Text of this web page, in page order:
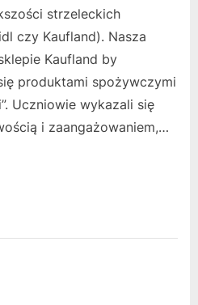
strzeleckich
czy Kaufland). Nasza
Kaufland by
produktami spożywczymi
Uczniowie wykazali się
i zaangażowaniem,…